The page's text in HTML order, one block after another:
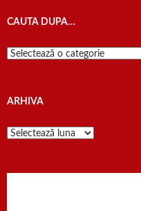
CAUTA DUPA…
Cauta
ARHIVA
Arhiva